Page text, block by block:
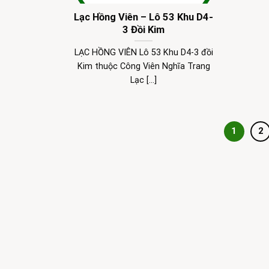
Lạc Hồng Viên – Lô 53 Khu D4-
3 Đồi Kim
LẠC HỒNG VIÊN Lô 53 Khu D4-3 đồi
Kim thuộc Công Viên Nghĩa Trang
Lạc [...]
1 2